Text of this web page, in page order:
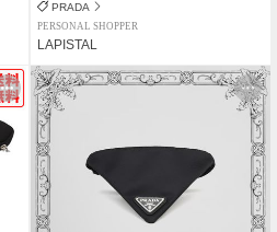
PRADA
PERSONAL SHOPPER
LAPISTAL